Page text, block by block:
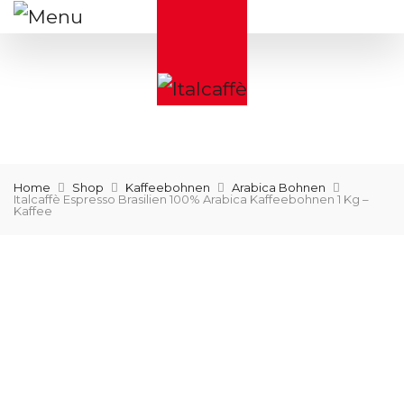
Home Shop Kaffeebohnen
Arabica Bohnen
Italcaffè Espresso Brasilien 100% Arabica Kaffeebohnen 1 Kg –
Kaffee